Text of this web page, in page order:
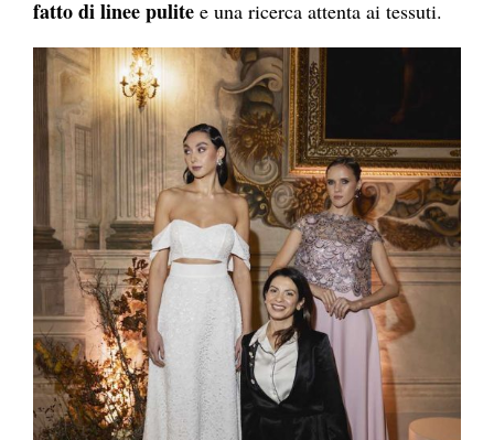
fatto di linee pulite e una ricerca attenta ai tessuti.